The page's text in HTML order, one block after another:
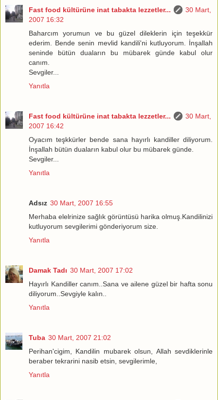
Fast food kültürüne inat tabakta lezzetler...
30 Mart,
2007 16:32
Baharcım yorumun ve bu güzel dileklerin için teşekkür
ederim. Bende senin mevlid kandili'ni kutluyorum. İnşallah
seninde bütün duaların bu mübarek günde kabul olur
canım.
Sevgiler...
Yanıtla
Fast food kültürüne inat tabakta lezzetler...
30 Mart,
2007 16:42
Oyacım teşkkürler bende sana hayırlı kandiller diliyorum.
İnşallah bütün duaların kabul olur bu mübarek günde.
Sevgiler...
Yanıtla
Adsız 30 Mart, 2007 16:55
Merhaba elelrinize sağlık görüntüsü harika olmuş.Kandilinizi
kutluyorum sevgilerimi gönderiyorum size.
Yanıtla
Damak Tadı 30 Mart, 2007 17:02
Hayırlı Kandiller canım..Sana ve ailene güzel bir hafta sonu
diliyorum..Sevgiyle kalın..
Yanıtla
Tuba 30 Mart, 2007 21:02
Perihan'cigim, Kandilin mubarek olsun, Allah sevdiklerinle
beraber tekrarini nasib etsin, sevgilerimle,
Yanıtla